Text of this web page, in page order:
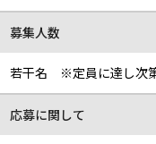
募集人数
若干名 ※定員に達し次
応募に関して